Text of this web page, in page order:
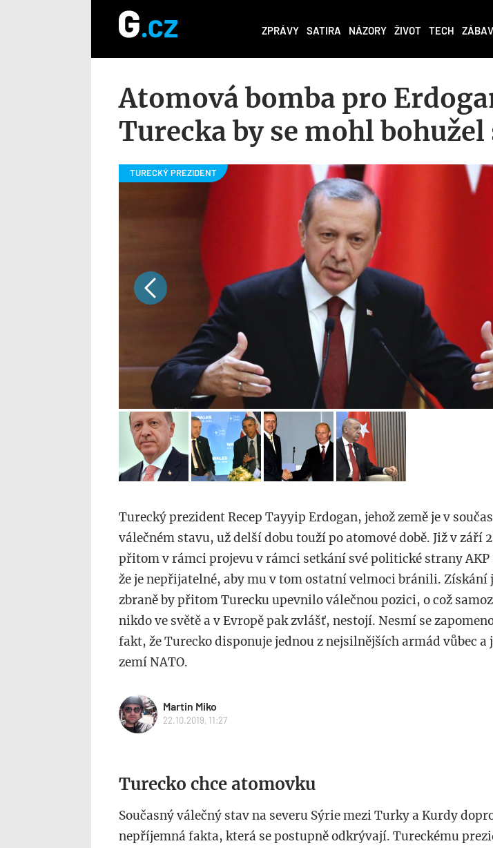
ZPRÁVY SATIRA NÁZORY ŽIVOT TECH
Atomová bomba pro
Turecka by se mohl
Turecký prezident Recep Tayyip Erdogan, jehož země je v
válečném stavu, už delší dobu touží po atomové době. Již v září
přitom v rámci projevu v rámci setkání své politické strany AKP
že je nepřijatelné, aby mu v tom ostatní velmoci bránili. Získání
zbraně by přitom Turecku upevnilo válečnou pozici, o což
nikdo ve světě a v Evropě pak zvlášť, nestojí. Nesmí se
fakt, že Turecko disponuje jednou z nejsilnějších armád vůbec a
zemí NATO.
Martin Miko
22.10.2019, 11:27
Turecko chce atomovku
Současný válečný stav na severu Sýrie mezi Turky a Kurdy
nepříjemná fakta, která se postupně odkrývají. Tureckému